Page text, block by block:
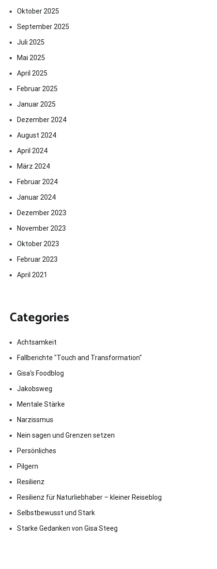
Oktober 2025
September 2025
Juli 2025
Mai 2025
April 2025
Februar 2025
Januar 2025
Dezember 2024
August 2024
April 2024
März 2024
Februar 2024
Januar 2024
Dezember 2023
November 2023
Oktober 2023
Februar 2023
April 2021
Categories
Achtsamkeit
Fallberichte "Touch and Transformation"
Gisa's Foodblog
Jakobsweg
Mentale Stärke
Narzissmus
Nein sagen und Grenzen setzen
Persönliches
Pilgern
Resilienz
Resilienz für Naturliebhaber – kleiner Reiseblog
Selbstbewusst und Stark
Starke Gedanken von Gisa Steeg